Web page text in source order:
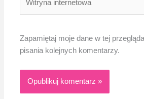
internetowa
Zapamiętaj moje dane w tej
pisania kolejnych komentarzy.